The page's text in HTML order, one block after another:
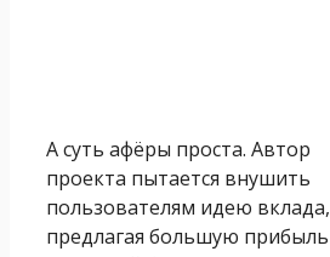
А суть афёры проста. Автор
проекта пытается внушить
пользователям идею вклада,
предлагая большую прибыль